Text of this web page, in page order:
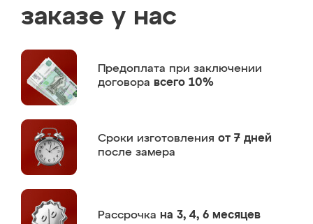
заказе у нас
Предоплата при заключении
договора всего 10%
Сроки изготовления от 7 дней
после замера
Рассрочка на 3, 4, 6 месяцев